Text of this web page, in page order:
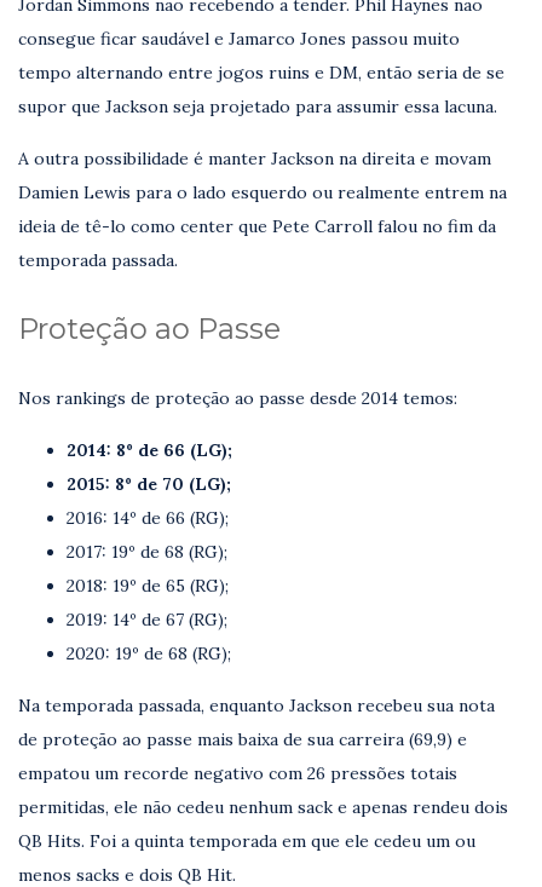
Jordan Simmons não recebendo a tender. Phil Haynes não
consegue ficar saudável e Jamarco Jones passou muito
tempo alternando entre jogos ruins e DM, então seria de se
supor que Jackson seja projetado para assumir essa lacuna.
A outra possibilidade é manter Jackson na direita e movam
Damien Lewis para o lado esquerdo ou realmente entrem na
ideia de tê-lo como center que Pete Carroll falou no fim da
temporada passada.
Proteção ao Passe
Nos rankings de proteção ao passe desde 2014 temos:
2014: 8º de 66 (LG);
2015: 8º de 70 (LG);
2016: 14º de 66 (RG);
2017: 19º de 68 (RG);
2018: 19º de 65 (RG);
2019: 14º de 67 (RG);
2020: 19º de 68 (RG);
Na temporada passada, enquanto Jackson recebeu sua nota
de proteção ao passe mais baixa de sua carreira (69,9) e
empatou um recorde negativo com 26 pressões totais
permitidas, ele não cedeu nenhum sack e apenas rendeu dois
QB Hits. Foi a quinta temporada em que ele cedeu um ou
menos sacks e dois QB Hit.